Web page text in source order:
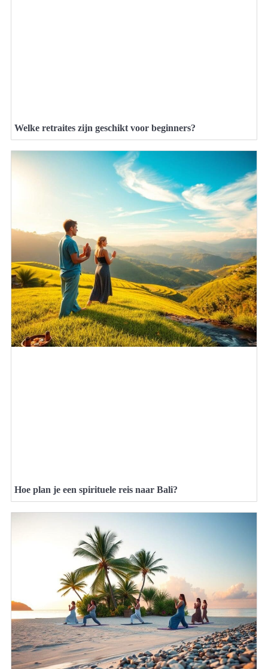
Welke retraites zijn geschikt voor beginners?
Hoe plan je een spirituele reis naar Bali?